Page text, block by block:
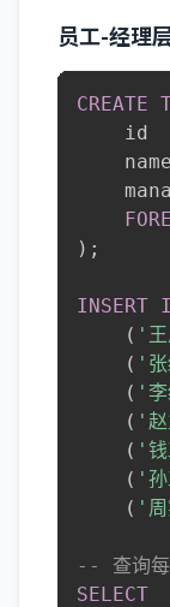
员工-经理
CREATE
) ;
INSERT
( '
( '
( '
( '
( '钱
( '孙
( '周
-- 查询每
SELECT